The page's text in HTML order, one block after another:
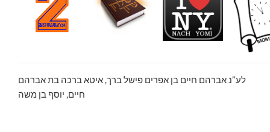
לע”נ אברהם חיים בן אפרים פישל ברך, איטא ברכה בת אברהם
חיים, יוסף בן משה